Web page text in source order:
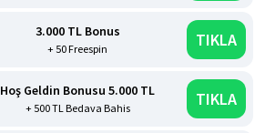
3.000 TL Bonus
+ 50 Freespin TIKLA
Hoş Geldin Bonusu 5.000 TL
+ 500 TL Bedava Bahis TIKLA